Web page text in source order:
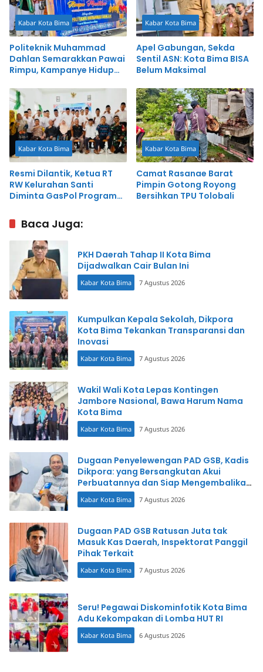
Kabar Kota Bima
Politeknik Muhammad
Dahlan Semarakkan Pawai
Rimpu, Kampanye Hidup
Kabar Kota Bima
Apel Gabungan, Sekda
Sentil ASN: Kota Bima BISA
Belum Maksimal
Kabar Kota Bima
Resmi Dilantik, Ketua RT
RW Kelurahan Santi
Diminta GasPol Program
Kabar Kota Bima
Camat Rasanae Barat
Pimpin Gotong Royong
Bersihkan TPU Tolobali
Baca Juga:
PKH Daerah Tahap II Kota Bima
Dijadwalkan Cair Bulan Ini
Kabar Kota Bima 7 Agustus 2026
Kumpulkan Kepala Sekolah, Dikpora
Kota Bima Tekankan Transparansi dan
Inovasi
Kabar Kota Bima 7 Agustus 2026
Wakil Wali Kota Lepas Kontingen
Jambore Nasional, Bawa Harum Nama
Kota Bima
Kabar Kota Bima 7 Agustus 2026
Dugaan Penyelewengan PAD GSB, Kadis
Dikpora: yang Bersangkutan Akui
Perbuatannya dan Siap Mengembalikan
Uang
Kabar Kota Bima 7 Agustus 2026
Dugaan PAD GSB Ratusan Juta tak
Masuk Kas Daerah, Inspektorat Panggil
Pihak Terkait
Kabar Kota Bima 7 Agustus 2026
Seru! Pegawai Diskominfotik Kota Bima
Adu Kekompakan di Lomba HUT RI
Kabar Kota Bima 6 Agustus 2026